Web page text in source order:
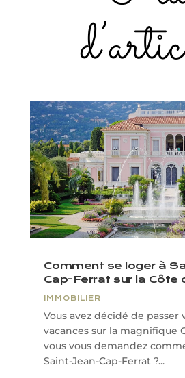
Comment se loger à
Cap-Ferrat sur la Côte
IMMOBILIER
Vous avez décidé de passer
vacances sur la magnifique
vous vous demandez
Saint-Jean-Cap-Ferrat ?...